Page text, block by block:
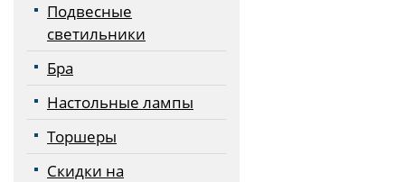
Подвесные
светильники
Бра
Настольные лампы
Торшеры
Скидки на